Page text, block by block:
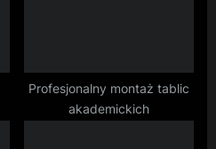
Profesjonalny montaż tablic
akademickich